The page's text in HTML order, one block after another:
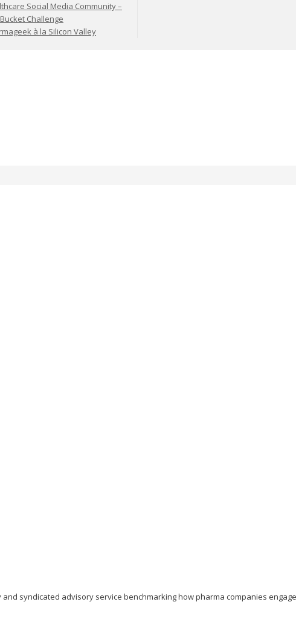
Social Media Community –
Challenge
à la Silicon Valley
syndicated advisory service benchmarking how pharma companies